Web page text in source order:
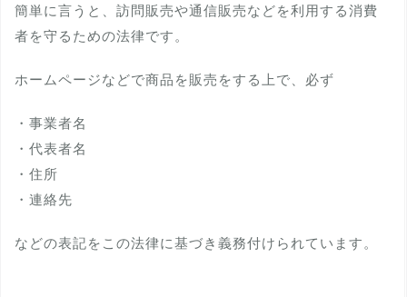
簡単に言うと、訪問販売や通信販売などを利用する消費
者を守るための法律です。
ホームページなどで商品を販売をする上で、必ず
・事業者名
・代表者名
・住所
・連絡先
などの表記をこの法律に基づき義務付けられています。